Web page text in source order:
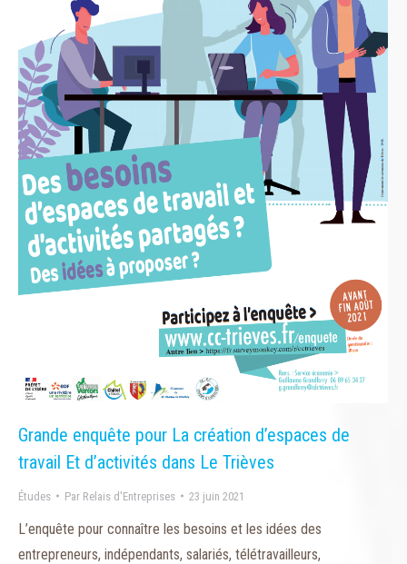
Grande enquête pour La création d’espaces de
travail Et d’activités dans Le Trièves
Études Par Relais d'Entreprises 23 juin 2021
L’enquête pour connaître les besoins et les idées des
entrepreneurs, indépendants, salariés, télétravailleurs,